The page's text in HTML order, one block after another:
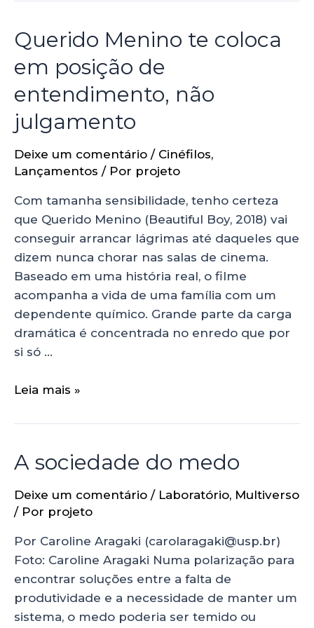
Querido Menino te coloca
em posição de
entendimento, não
julgamento
Deixe um comentário / Cinéfilos,
Lançamentos / Por projeto
Com tamanha sensibilidade, tenho certeza
que Querido Menino (Beautiful Boy, 2018) vai
conseguir arrancar lágrimas até daqueles que
dizem nunca chorar nas salas de cinema.
Baseado em uma história real, o filme
acompanha a vida de uma família com um
dependente químico. Grande parte da carga
dramática é concentrada no enredo que por
si só …
Leia mais »
A sociedade do medo
Deixe um comentário / Laboratório, Multiverso
/ Por projeto
Por Caroline Aragaki (carolaragaki@usp.br)
Foto: Caroline Aragaki Numa polarização para
encontrar soluções entre a falta de
produtividade e a necessidade de manter um
sistema, o medo poderia ser temido ou